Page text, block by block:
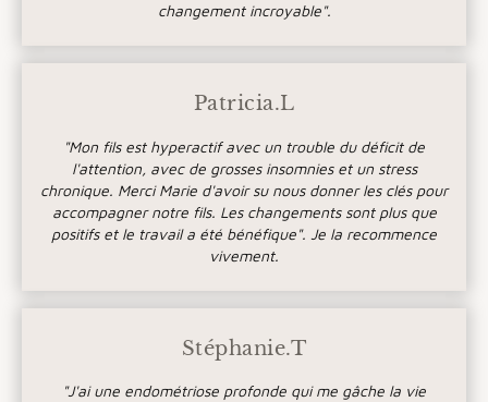
changement incroyable".
Patricia.L
"Mon fils est hyperactif avec un trouble du déficit de
l'attention, avec de grosses insomnies et un stress
chronique. Merci Marie d'avoir su nous donner les clés pour
accompagner notre fils. Les changements sont plus que
positifs et le travail a été bénéfique". Je la recommence
vivement.
Stéphanie.T
"J'ai une endométriose profonde qui me gâche la vie